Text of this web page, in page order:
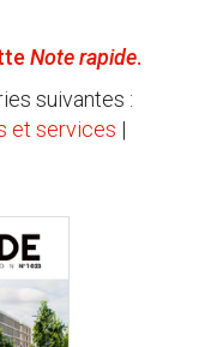
Note rapide.
suivantes :
et services |